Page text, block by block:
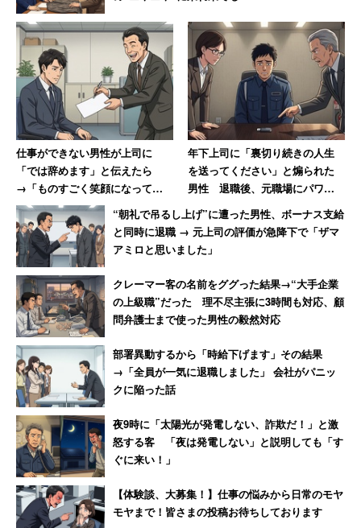
仕事ができない男性が上司に
「では辞めます」と伝えたら
→「ものすごく笑顔になって、
その場で退職届を書かされまし
た」
年下上司に「裏切り続きの人生
を送ってください」と煽られた
男性 退職後、元職場にパワハ
ラ証拠USBを送付した結果【後
編】
“朝礼で吊るし上げ”に遭った男性、ボーナス支給
と同時に退職 → 元上司の評価が急降下で「ザマ
アミロと思いました」
クレーマー客の名前をググった結果→“大手企業
の上級職”だった 理不尽主張に3時間も対応、顧
問弁護士まで使った男性の毅然対応
部署異動するから「時給下げます」その結果
→「全員が一気に退職しました」 会社がパニッ
クに陥った話
夜9時に「太陽光が発電しない、詐欺だ！」と激
怒する客 「夜は発電しない」と説明しても「す
ぐに来い！」
【体験談、大募集！】仕事の悩みから日常のモヤ
モヤまで！皆さまの投稿お待ちしております